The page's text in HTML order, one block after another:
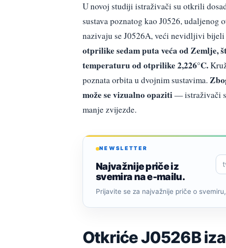
U novoj studiji istraživači su otkrili
sustava poznatog kao J0526,
nazivaju se J0526A, veći nevidljivi
otprilike sedam puta veća od Zemlje,
temperaturu od otprilike 2,226°C.
poznata orbita u dvojnim sustavima.
može se vizualno opaziti— istraživači
manje zvijezde.
NEWSLETTER
Najvažnije priče iz
svemira na e-mailu.
Prijavite se za najvažnije priče o
Otkriće J0526B